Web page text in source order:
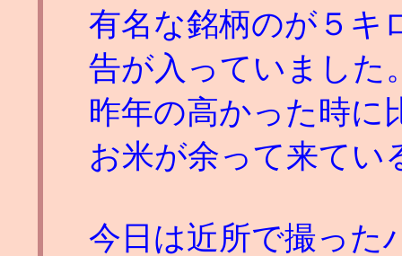
有名な銘柄のが５キ
告が入っていました
昨年の高かった時に
お米が余って来てい
今日は近所で撮った